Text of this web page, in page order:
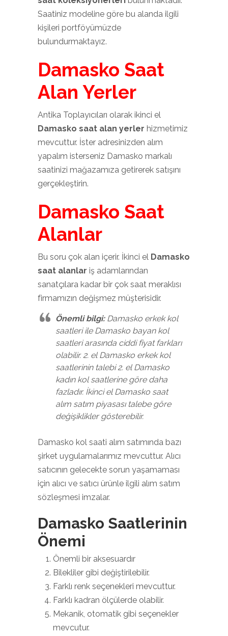
Saatiniz modeline göre bu alanda ilgili
kişileri portföyümüzde
bulundurmaktayız.
Damasko Saat
Alan Yerler
Antika Toplayıcıları olarak ikinci el
Damasko saat alan yerler hizmetimiz
mevcuttur. İster adresinizden alım
yapalım isterseniz Damasko markalı
saatinizi mağazamıza getirerek satışını
gerçekleştirin.
Damasko Saat
Alanlar
Bu soru çok alan içerir. İkinci el Damasko
saat alanlar iş adamlarından
sanatçılara kadar bir çok saat meraklısı
firmamızın değişmez müşterisidir.
Önemli bilgi:Damasko erkek kol
saatleri ile Damasko bayan kol
saatleri arasında ciddi fiyat farkları
olabilir. 2. el Damasko erkek kol
saatlerinin talebi 2. el Damasko
kadın kol saatlerine göre daha
fazladır. İkinci el Damasko saat
alım satım piyasası talebe göre
değişiklikler gösterebilir.
Damasko kol saati alım satımında bazı
şirket uygulamalarımız mevcuttur. Alıcı
satıcının gelecekte sorun yaşamaması
için alıcı ve satıcı ürünle ilgili alım satım
sözleşmesi imzalar.
Damasko Saatlerinin
Önemi
Önemli bir aksesuardır
Bilekliler gibi değiştirilebilir.
Farklı renk seçenekleri mevcuttur.
Farklı kadran ölçülerde olabilir.
Mekanik, otomatik gibi seçenekler
mevcutur.